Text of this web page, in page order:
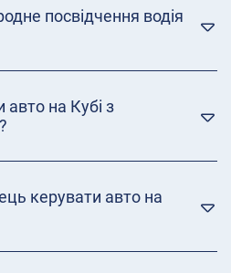
посвідчення водія
на Кубі з
керувати авто на